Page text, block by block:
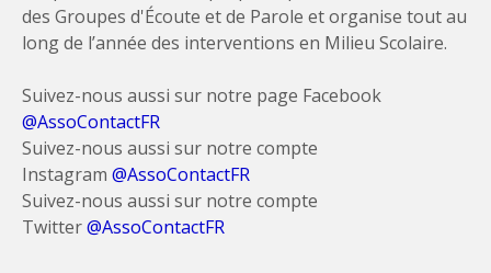
des Groupes d'Écoute et de Parole et organise tout au
long de l’année des interventions en Milieu Scolaire.
Suivez-nous aussi sur notre page Facebook
@AssoContactFR
Suivez-nous aussi sur notre compte
Instagram @AssoContactFR
Suivez-nous aussi sur notre compte
Twitter@AssoContactFR